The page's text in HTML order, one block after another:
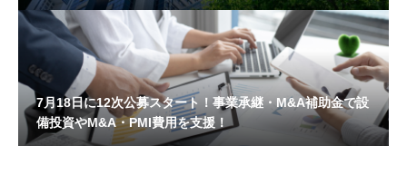
7月18日に12次公募スタート！事業承継・M&A補助金で設
備投資やM&A・PMI費用を支援！